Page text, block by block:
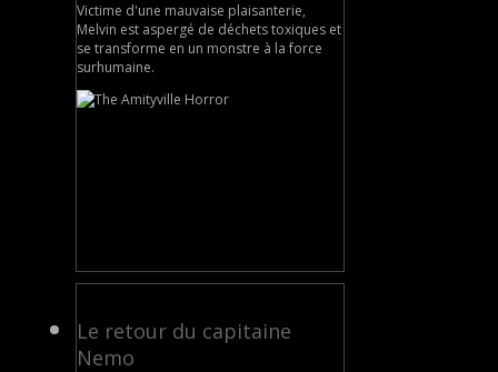
Victime d'une mauvaise plaisanterie,
Melvin est aspergé de déchets toxiques et
se transforme en un monstre à la force
surhumaine.
Le retour du capitaine
Nemo